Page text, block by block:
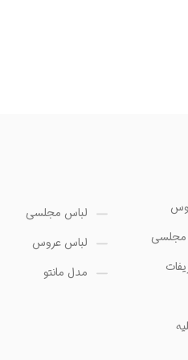
مجلسی
لباس مجلسی
لباس عروس
مدل مانتو